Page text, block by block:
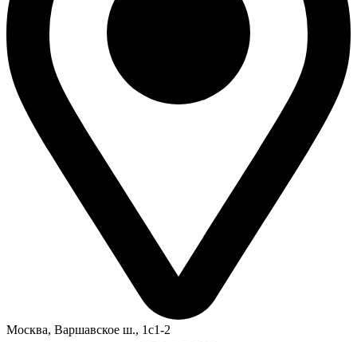
Москва, Варшавское ш., 1с1-2